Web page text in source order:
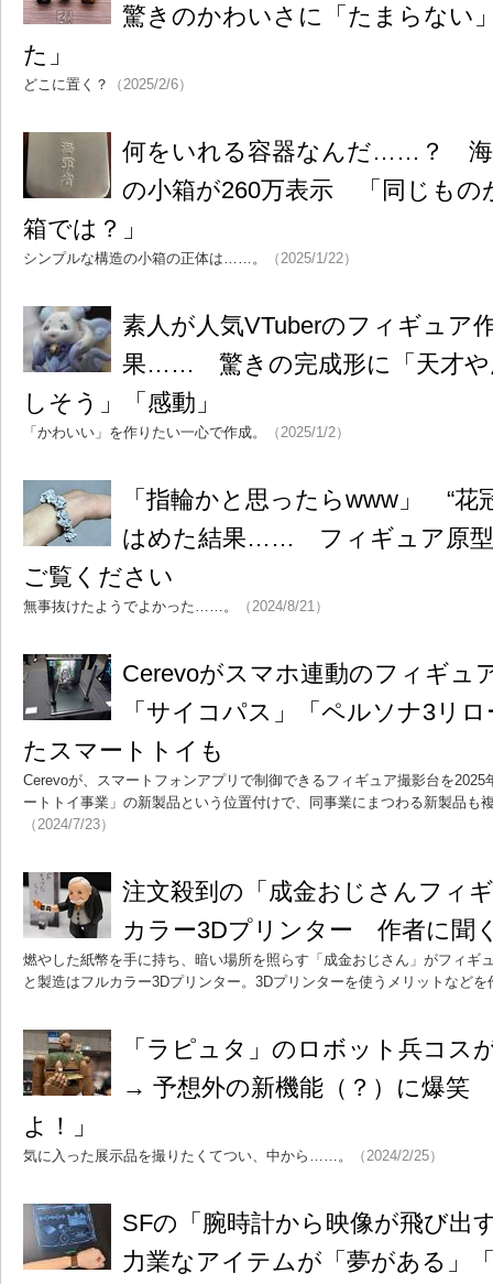
驚きのかわいさに「たまらない
た」
どこに置く？ （2025/2/6）
何をいれる容器なんだ……？ 海
の小箱が260万表示 「同じもの
箱では？」
シンプルな構造の小箱の正体は……。 （2025/1/22）
素人が人気VTuberのフィギュア
果…… 驚きの完成形に「天才や
しそう」「感動」
「かわいい」を作りたい一心で作成。 （2025/1/2）
「指輪かと思ったらwww」 “花
はめた結果…… フィギュア原型
ご覧ください
無事抜けたようでよかった……。 （2024/8/21）
Cerevoがスマホ連動のフィギ
「サイコパス」「ペルソナ3リ
たスマートトイも
Cerevoが、スマートフォンアプリで制御できるフィギュア撮影台を
ートトイ事業」の新製品という位置付けで、同事業にまつわる新製品も
（2024/7/23）
注文殺到の「成金おじさんフィ
カラー3Dプリンター 作者に聞
燃やした紙幣を手に持ち、暗い場所を照らす「成金おじさん」がフィギ
と製造はフルカラー3Dプリンター。3Dプリンターを使うメリットなど
「ラピュタ」のロボット兵コス
→ 予想外の新機能（？）に爆笑
よ！」
気に入った展示品を撮りたくてつい、中から……。 （2024/2/25）
SFの「腕時計から映像が飛び
力業なアイテムが「夢がある」